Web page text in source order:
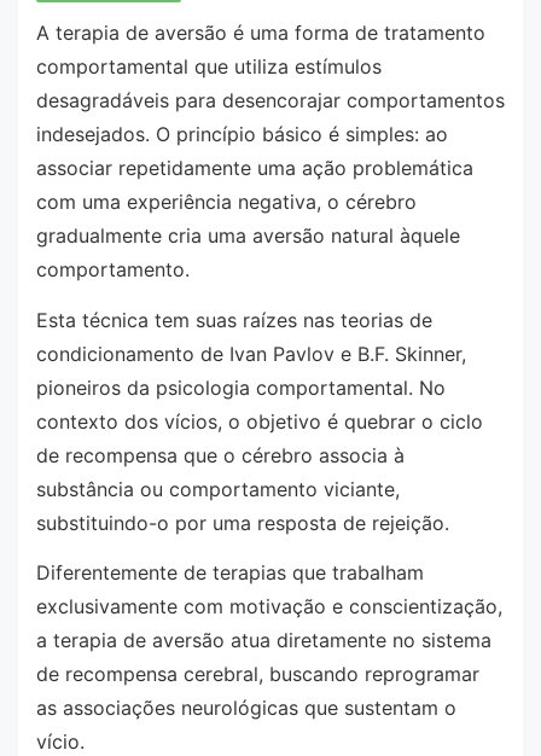
A terapia de aversão é uma forma de tratamento
comportamental que utiliza estímulos
desagradáveis para desencorajar comportamentos
indesejados. O princípio básico é simples: ao
associar repetidamente uma ação problemática
com uma experiência negativa, o cérebro
gradualmente cria uma aversão natural àquele
comportamento.
Esta técnica tem suas raízes nas teorias de
condicionamento de Ivan Pavlov e B.F. Skinner,
pioneiros da psicologia comportamental. No
contexto dos vícios, o objetivo é quebrar o ciclo
de recompensa que o cérebro associa à
substância ou comportamento viciante,
substituindo-o por uma resposta de rejeição.
Diferentemente de terapias que trabalham
exclusivamente com motivação e conscientização,
a terapia de aversão atua diretamente no sistema
de recompensa cerebral, buscando reprogramar
as associações neurológicas que sustentam o
vício.